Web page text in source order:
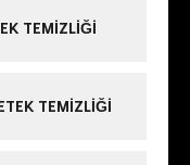
TEMIZLIĞI
TEMIZLIĞI